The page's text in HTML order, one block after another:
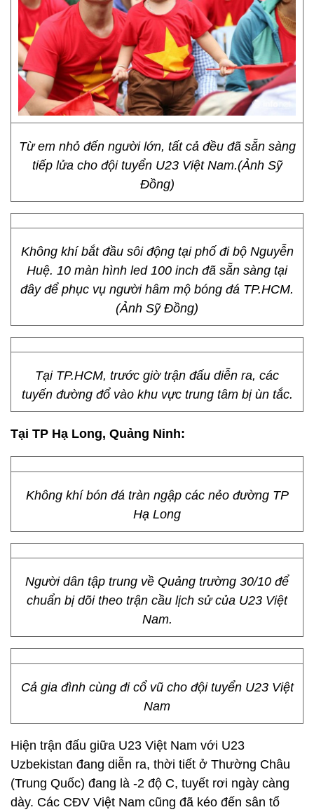
Từ em nhỏ đến người lớn, tất cả đều đã sẵn sàng
tiếp lửa cho đội tuyển U23 Việt Nam.(Ảnh Sỹ
Đồng)
Không khí bắt đầu sôi động tại phố đi bộ Nguyễn
Huệ. 10 màn hình led 100 inch đã sẵn sàng tại
đây để phục vụ người hâm mộ bóng đá TP.HCM.
(Ảnh Sỹ Đồng)
Tại TP.HCM, trước giờ trận đấu diễn ra, các
tuyến đường đổ vào khu vực trung tâm bị ùn tắc.
Tại TP Hạ Long, Quảng Ninh:
Không khí bón đá tràn ngập các nẻo đường TP
Người dân tập trung về Quảng trường 30/10 để
chuẩn bị dõi theo trận cầu lịch sử của U23 Việt
Nam.